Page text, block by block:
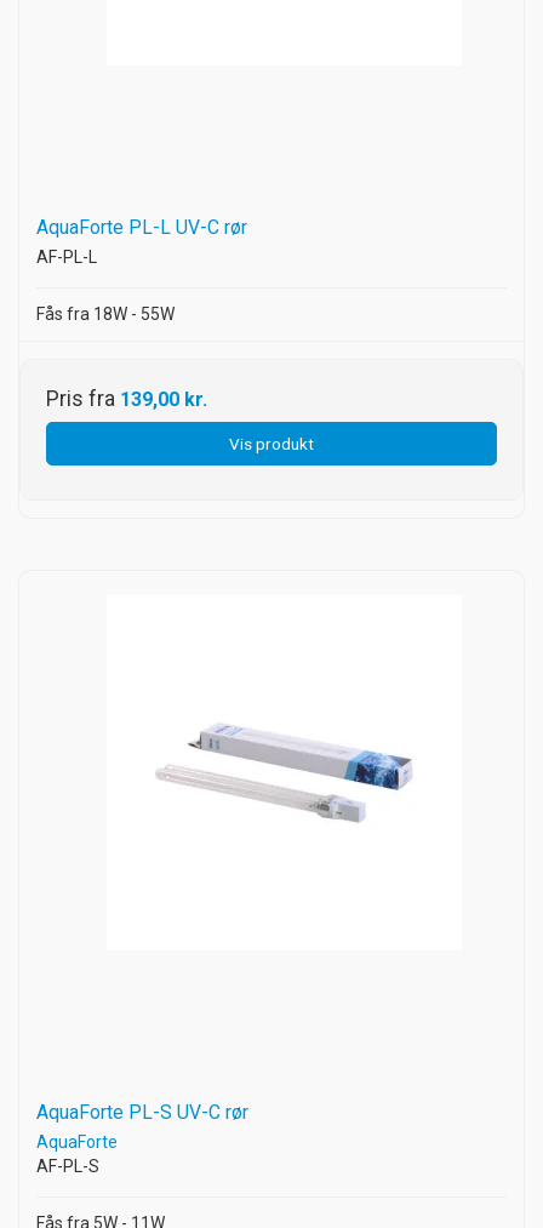
AquaForte PL-L UV-C rør
AF-PL-L
Fås fra 18W - 55W
Pris fra 139,00 kr.
Vis produkt
AquaForte PL-S UV-C rør
AquaForte
AF-PL-S
Fås fra 5W - 11W